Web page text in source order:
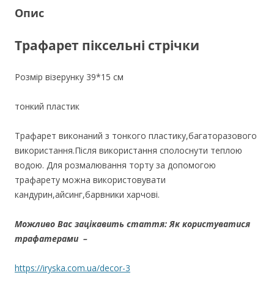
Опис
Трафарет піксельні стрічки
Розмір візерунку 39*15 см
тонкий пластик
Трафарет виконаний з тонкого пластику,багаторазового
використання.Після використання сполоснути теплою
водою. Для розмалювання торту за допомогою
трафарету можна використовувати
кандурин,айсинг,барвники харчові.
Можливо Вас зацікавить стаття: Як користуватися
трафатерами –
https://iryska.com.ua/decor-3